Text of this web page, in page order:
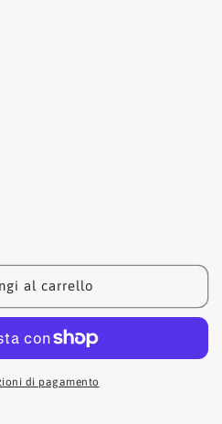
al carrello
di pagamento